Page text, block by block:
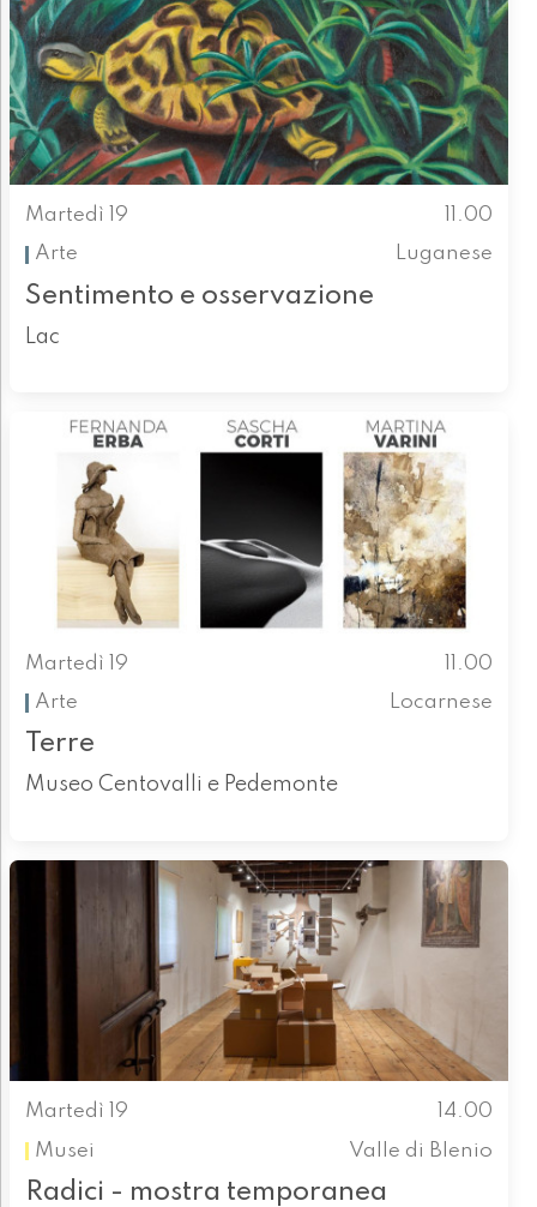
Martedì 19
11.00
Arte
Luganese
Sentimento e osservazione
Lac
Martedì 19
11.00
Arte
Locarnese
Terre
Museo Centovalli e Pedemonte
Martedì 19
14.00
Musei
Valle di Blenio
Radici - mostra temporanea